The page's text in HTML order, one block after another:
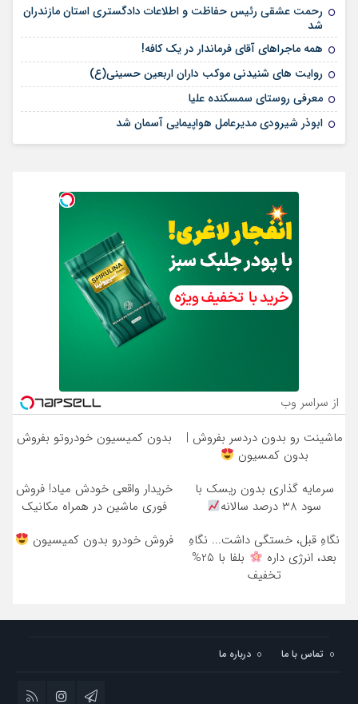
رحمت عشقی رئیس حفاظت و اطلاعات دادگستری استان مازندران
شد
همه ماجراهای آقای فرماندار در یک کافه!
روایت های شنیدنی موکب داران اربعین حسینی(ع)
معرفی روستای سمسکنده علیا
ابوذر شیرودی مدیرعامل هواپیمایی آسمان شد
از سراسر وب
ماشینت رو بدون دردسر بفروش |
بدون کمسیون
بدون کمیسیون خودروتو بفروش
سرمایه گذاری بدون ریسک با
سود 38 درصد سالانه
خریدار واقعی خودش میاد! فروش
فوری ماشین در همراه مکانیک
نگاهِ قبل، خستگی داشت... نگاهِ
بعد، انرژی داره
بلفا با 25%
تخفیف
فروش خودرو بدون کمیسیون
تماس با ما درباره ما